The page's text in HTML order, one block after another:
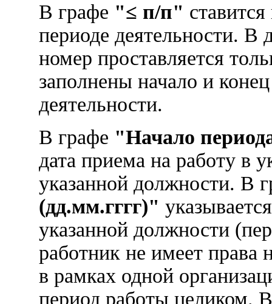
В графе "≤ п/п"
периоде деятельности. В
номер проставляется
заполнены начало и
деятельности.
В графе "Начало
дата приема на работу в
указанной должности. В
(дд.мм.гггг)"
указанной должности
работник не имеет права
в рамках одной
период работы целиком.